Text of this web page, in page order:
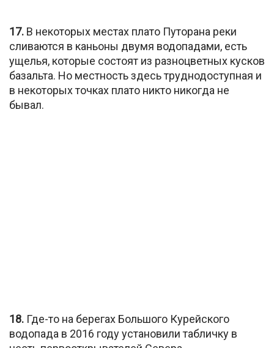
17. В некоторых местах плато Путорана реки
сливаются в каньоны двумя водопадами, есть
ущелья, которые состоят из разноцветных кусков
базальта. Но местность здесь труднодоступная и
в некоторых точках плато никто никогда не
бывал.
18. Где-то на берегах Большого Курейского
водопада в 2016 году установили табличку в